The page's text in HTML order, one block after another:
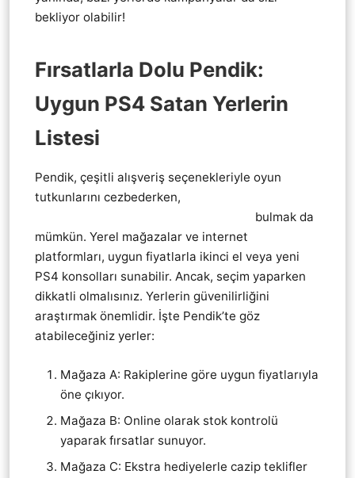
bekliyor olabilir!
Fırsatlarla Dolu Pendik:
Uygun PS4 Satan Yerlerin
Listesi
Pendik, çeşitli alışveriş seçenekleriyle oyun
tutkunlarını cezbederken,
bulmak da
mümkün. Yerel mağazalar ve internet
platformları, uygun fiyatlarla ikinci el veya yeni
PS4 konsolları sunabilir. Ancak, seçim yaparken
dikkatli olmalısınız. Yerlerin güvenilirliğini
araştırmak önemlidir. İşte Pendik’te göz
atabileceğiniz yerler:
Mağaza A: Rakiplerine göre uygun fiyatlarıyla
öne çıkıyor.
Mağaza B: Online olarak stok kontrolü
yaparak fırsatlar sunuyor.
Mağaza C: Ekstra hediyelerle cazip teklifler